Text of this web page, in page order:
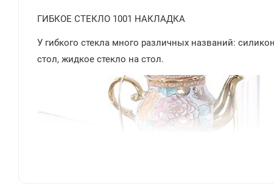
ГИБКОЕ СТЕКЛО 1001 НАКЛАДКА
У гибкого стекла много различных названий:
стол, жидкое стекло на стол.